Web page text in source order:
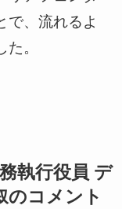
で、流れるよ
。
執行役員 デ
のコメント